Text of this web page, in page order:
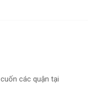
các quận tại